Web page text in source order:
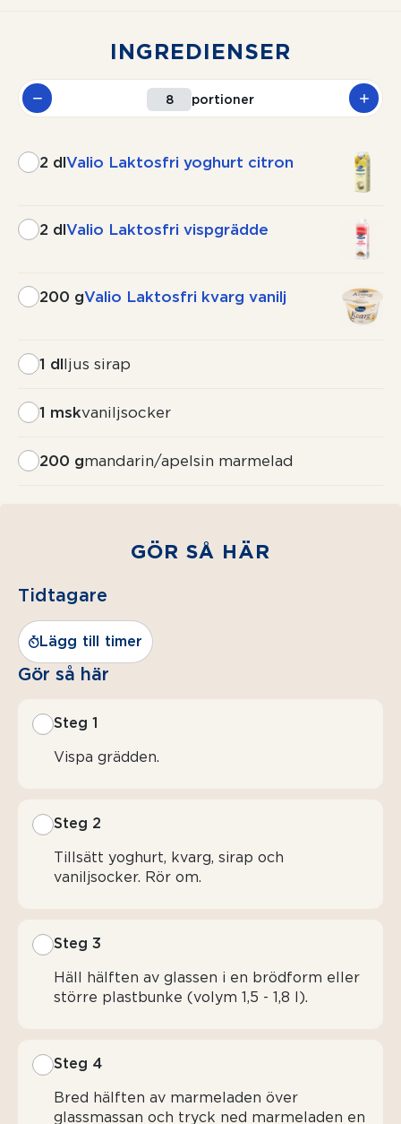
INGREDIENSER
portioner
2 dlValio Laktosfri yoghurt citron
2 dlValio Laktosfri vispgrädde
200 gValio Laktosfri kvarg vanilj
1 dlljus sirap
1 mskvaniljsocker
200 gmandarin/apelsin marmelad
GÖR SÅ HÄR
Tidtagare
Lägg till timer
Gör så här
Steg 1
Vispa grädden.
Steg 2
Tillsätt yoghurt, kvarg, sirap och
vaniljsocker. Rör om.
Steg 3
Häll hälften av glassen i en brödform eller
större plastbunke (volym 1,5 - 1,8 l).
Steg 4
Bred hälften av marmeladen över
glassmassan och tryck ned marmeladen en